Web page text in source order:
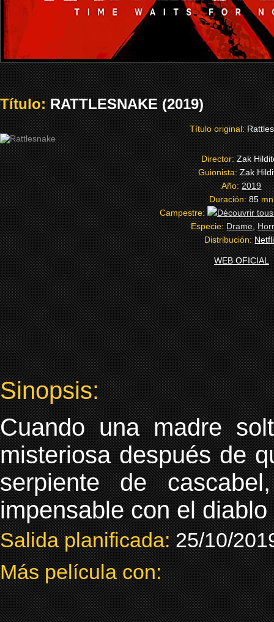
Título:RATTLESNAKE (2019)
Título original:
Director:Zak
Guionista:Zak
Año:2019
Duración:85mn
Campestre:
Especie:Drame,
Distribución:
WEB OFICIAL
Sinopsis:
Cuando una madre
misteriosa después de
serpiente de
impensable con el
Salida planificada:25/10/
Más película con: